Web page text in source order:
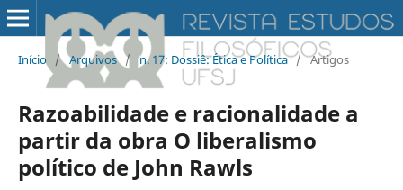
Início / Arquivos / n. 17: Dossiê: Ética e Política / Artigos
Razoabilidade e racionalidade a
partir da obra O liberalismo
político de John Rawls